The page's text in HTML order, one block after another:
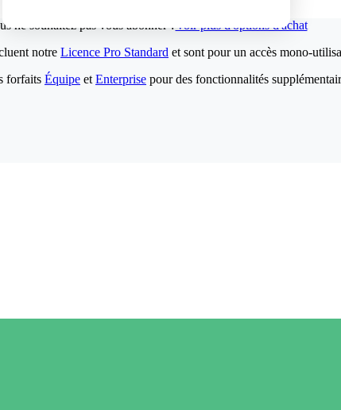
ne souhaitez pas vous abonner ?Voir plus d'options d'achat
notre Licence Pro Standard et sont pour un accès mono-
forfaits Équipe et Enterprise pour des fonctionnalités